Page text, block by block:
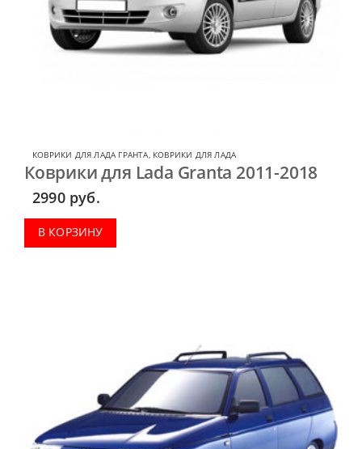
КОВРИКИ ДЛЯ ЛАДА ГРАНТА, КОВРИКИ ДЛЯ ЛАДА
Коврики для Lada Granta 2011-2018
2990 руб.
В КОРЗИНУ